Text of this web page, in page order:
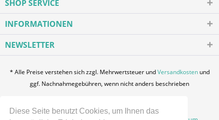
Diese Seite benutzt Cookies, um Ihnen das
SHOP SERVICE
INFORMATIONEN
NEWSLETTER
* Alle Preise verstehen sich zzgl. Mehrwertsteuer undVersandkostenund
ggf. Nachnahmegebühren, wenn nicht anders beschrieben